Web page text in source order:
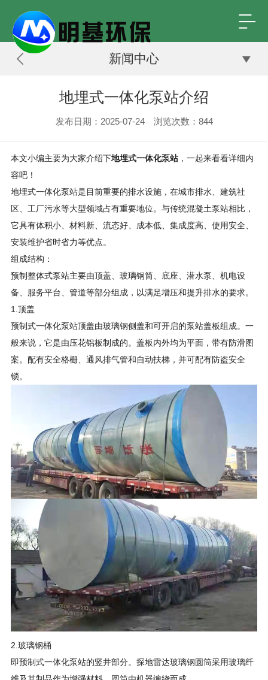
新闻中心
地埋式一体化泵站介绍
发布日期：2025-07-24 浏览次数： 844
本文小编主要为大家介绍下地埋式一体化泵站，一起来看看详细内
容吧！
地埋式一体化泵站是目前重要的排水设施，在城市排水、建筑社
区、工厂污水等大型领域占有重要地位。与传统混凝土泵站相比，
它具有体积小、材料新、流态好、成本低、集成度高、使用安全、
安装维护省时省力等优点。
组成结构：
预制整体式泵站主要由顶盖、玻璃钢筒、底座、潜水泵、机电设
备、服务平台、管道等部分组成，以满足增压和提升排水的要求。
1.顶盖
预制式一体化泵站顶盖由玻璃钢侧盖和可开启的泵站盖板组成。一
般来说，它是由压花铝板制成的。盖板内外均为平面，带有防滑图
案。配有安全格栅、通风排气管和自动扶梯，并可配有防盗安全
锁。
2.玻璃钢桶
即预制式一体化泵站的竖井部分。探地雷达玻璃钢圆筒采用玻璃纤